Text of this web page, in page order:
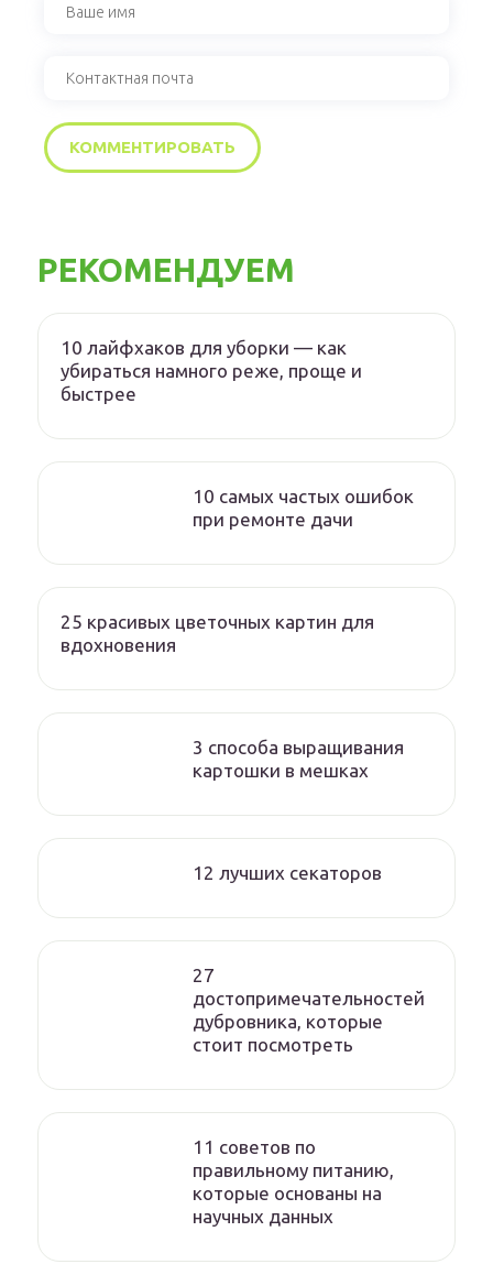
РЕКОМЕНДУЕМ
10 лайфхаков для уборки — как
убираться намного реже, проще и
быстрее
10 самых частых ошибок
при ремонте дачи
25 красивых цветочных картин для
вдохновения
3 способа выращивания
картошки в мешках
12 лучших секаторов
27
достопримечательностей
дубровника, которые
стоит посмотреть
11 советов по
правильному питанию,
которые основаны на
научных данных